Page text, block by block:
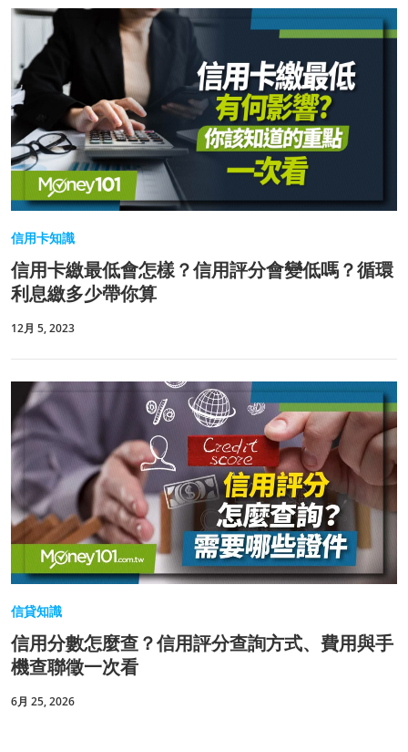
信用卡知識
信用卡繳最低會怎樣？信用評分會變低嗎？循環
利息繳多少帶你算
12月 5, 2023
信貸知識
信用分數怎麼查？信用評分查詢方式、費用與手
機查聯徵一次看
6月 25, 2026